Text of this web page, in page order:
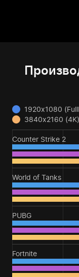
1920x1080
3840x2160 (4K)
Counter Strike 2
World of Tanks
PUBG
Fortnite